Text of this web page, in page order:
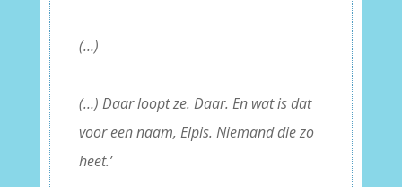
(…)
(…) Daar loopt ze. Daar. En wat is dat
voor een naam, Elpis. Niemand die zo
heet.’